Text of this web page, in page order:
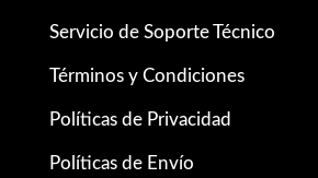
Servicio de Soporte Técnico
Términos y Condiciones
Políticas de Privacidad
Políticas de Envío